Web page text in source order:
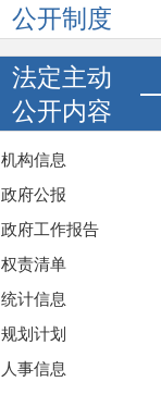
公开制度
法定主动
公开内容
机构信息
政府公报
政府工作报告
权责清单
统计信息
规划计划
人事信息